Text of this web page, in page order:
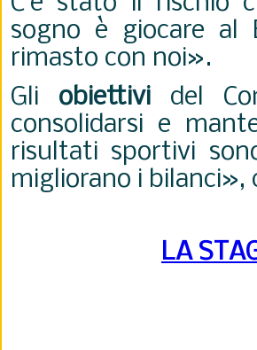
sogno è giocare al
rimasto con noi».
Gli obiettividel
consolidarsi e
risultati sportivi
migliorano i bilanci»,
LA